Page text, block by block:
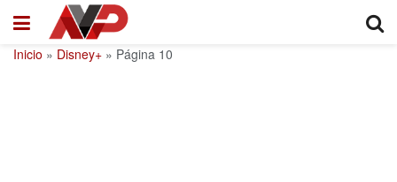
Inicio » Disney+ » Página 10